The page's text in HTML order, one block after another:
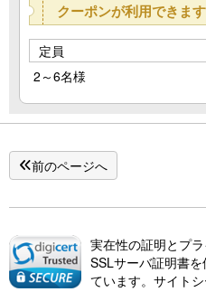
クーポンが利用できます
定員
2～6名様
前のページへ
実在性の証明とプ
SSLサーバ証明書
ています。サイト